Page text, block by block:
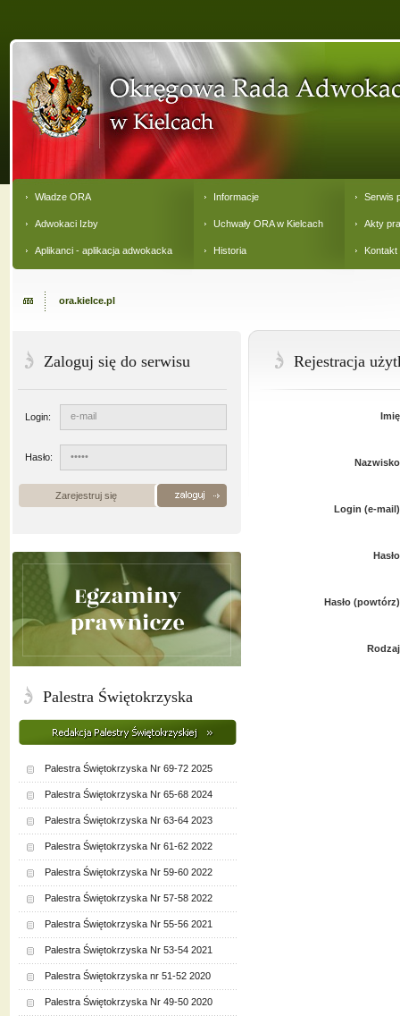
Władze ORA
Adwokaci Izby
Aplikanci - aplikacja adwokacka
Informacje
Uchwały ORA w Kielcach
Historia
Serwis
Akty
Kontakt
ora.kielce.pl
Rejestracja
Imię
Nazwisko
Login (e-mail)
Hasło
Hasło (powtórz)
Rodzaj
Zaloguj się do serwisu
Login:
Hasło:
Zarejestruj się
Palestra Świętokrzyska
Palestra Świętokrzyska Nr 69-72 2025
Palestra Świętokrzyska Nr 65-68 2024
Palestra Świętokrzyska Nr 63-64 2023
Palestra Świętokrzyska Nr 61-62 2022
Palestra Świętokrzyska Nr 59-60 2022
Palestra Świętokrzyska Nr 57-58 2022
Palestra Świętokrzyska Nr 55-56 2021
Palestra Świętokrzyska Nr 53-54 2021
Palestra Świętokrzyska nr 51-52 2020
Palestra Świętokrzyska Nr 49-50 2020